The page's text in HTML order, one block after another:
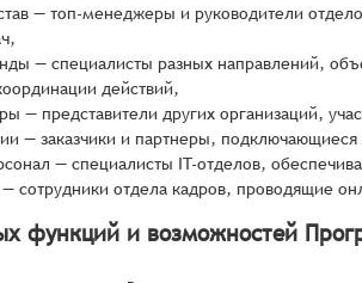
— топ-менеджеры и руководители
— специалисты разных направлений,
действий,
— представители других организаций,
— заказчики и партнеры,
— специалисты IT-отделов,
— сотрудники отдела кадров, проводящие
функций и возможностей